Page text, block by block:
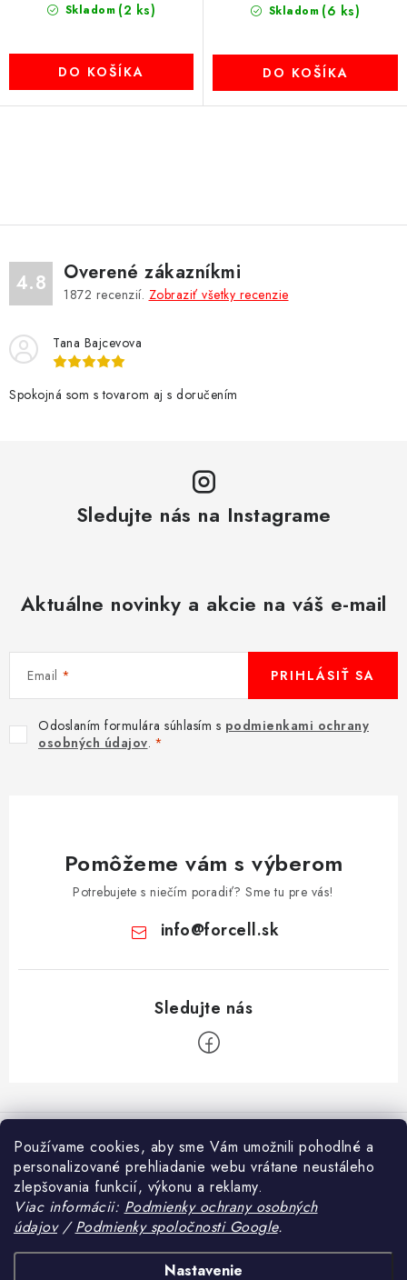
Používame cookies, aby sme Vám umožnili pohodlné a
personalizované prehliadanie webu vrátane neustáleho
zlepšovania funkcií, výkonu a reklamy.
Viac informácii: Podmienky ochrany osobných
údajov/Podmienky spoločnosti Google.
Nastavenie
Skladom (2 ks)
DO KOŠÍKA
Skladom (6 ks)
DO KOŠÍKA
á
d
a
c
e
r
4.8 Overené zákazníkmi
1872 recenzií. Zobraziť všetky recenzie
Tana Bajcevova
Spokojná som s tovarom aj s doručením
Sledujte nás na Instagrame
Aktuálne novinky a akcie na váš e-mail
Email
Odoslaním formulára súhlasím s podmienkami ochrany
osobných údajov.
PRIHLÁSIŤ SA
Pomôžeme vám s výberom
Potrebujete s niečím poradiť? Sme tu pre vás!
info@forcell.sk
á
Informácie pre vás
Doprava a platba
Ako nakupovať
Obchodné podmienky
Podmienky ochrany osobných údajov
Prijímame online platby
Blog
Tvrdené sklo alebo fólia na mobil – čo sa viac oplatí?
Heureka.sk